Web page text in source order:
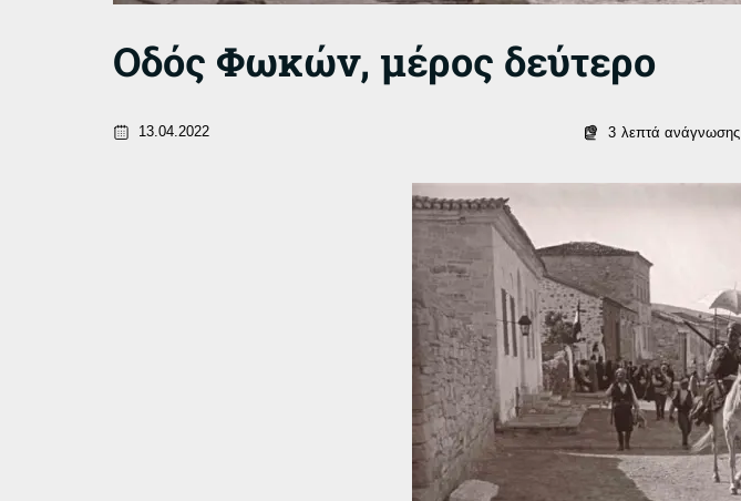
Οδός Φωκών, μέρος δεύτερο
13.04.2022 3 λεπτά ανάγνωσης